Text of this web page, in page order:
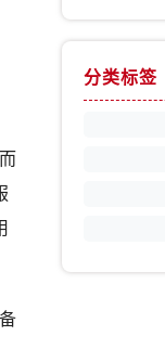
分类标签